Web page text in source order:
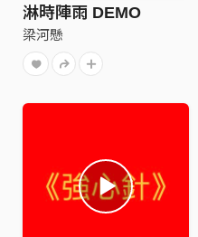
淋時陣雨 DEMO
梁河懸